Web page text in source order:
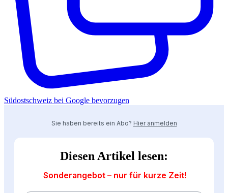
Südostschweiz bei Google bevorzugen